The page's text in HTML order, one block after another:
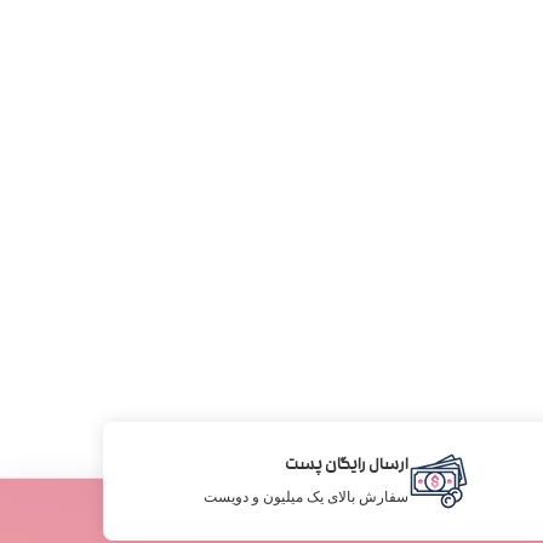
ارسال رایگان پست
سفارش بالای یک میلیون و دویست